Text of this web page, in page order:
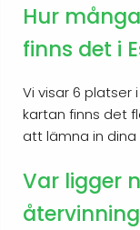
Hur
finns det i
Vi visar 6 platser
kartan finns det
att lämna in dina
Var ligger